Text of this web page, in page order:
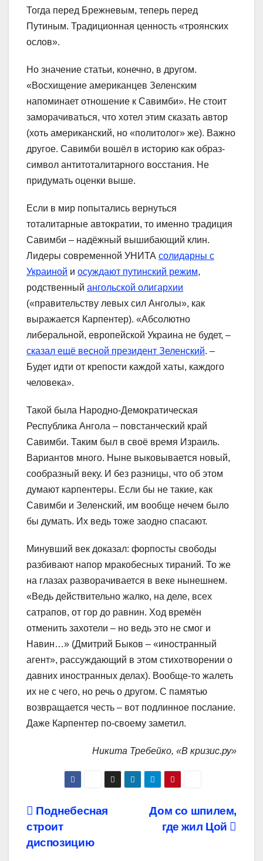
Тогда перед Брежневым, теперь перед
Путиным. Традиционная ценность «троянских
ослов».
Но значение статьи, конечно, в другом.
«Восхищение американцев Зеленским
напоминает отношение к Савимби». Не стоит
заморачиваться, что хотел этим сказать автор
(хоть американский, но «политолог» же). Важно
другое. Савимби вошёл в историю как образ-
символ антитоталитарного восстания. Не
придумать оценки выше.
Если в мир попытались вернуться
тоталитарные автократии, то именно традиция
Савимби – надёжный вышибающий клин.
Лидеры современной УНИТА солидарны с
Украиной и осуждают путинский режим,
родственный ангольской олигархии
(«правительству левых сил Анголы», как
выражается Карпентер). «Абсолютно
либеральной, европейской Украина не будет, –
сказал ещё весной президент Зеленский. –
Будет идти от крепости каждой хаты, каждого
человека».
Такой была Народно-Демократическая
Республика Ангола – повстанческий край
Савимби. Таким был в своё время Израиль.
Вариантов много. Ныне выковывается новый,
сообразный веку. И без разницы, что об этом
думают карпентеры. Если бы не такие, как
Савимби и Зеленский, им вообще нечем было
бы думать. Их ведь тоже заодно спасают.
Минувший век доказал: форпосты свободы
разбивают напор мракобесных тираний. То же
на глазах разворачивается в веке нынешнем.
«Ведь действительно жалко, на деле, всех
сатрапов, от гор до равнин. Ход времён
отменить захотели – но ведь это не смог и
Навин…» (Дмитрий Быков – «иностранный
агент», рассуждающий в этом стихотворении о
давних иностранных делах). Вообще-то жалеть
их не с чего, но речь о другом. С памятью
возвращается честь – вот подлинное послание.
Даже Карпентер по-своему заметил.
Никита Требейко, «В кризис.ру»
Навигация
по
Дом со шпилем,
где жил Цой
Поднебесная
строит
диспозицию